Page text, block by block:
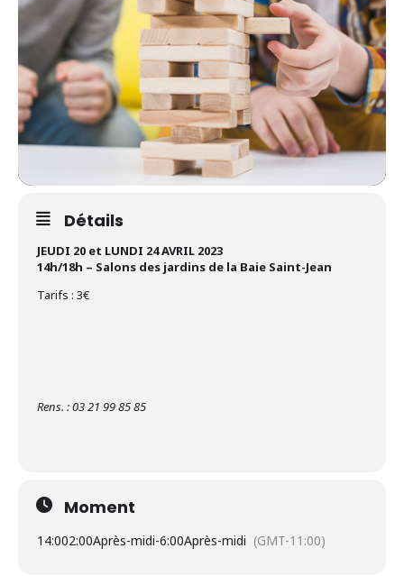
Détails
JEUDI 20 et LUNDI 24 AVRIL 2023
14h/18h – Salons des jardins de la Baie Saint-Jean
Tarifs : 3€
Rens. : 03 21 99 85 85
Moment
14:002:00Après-midi-6:00Après-midi (GMT-11:00)